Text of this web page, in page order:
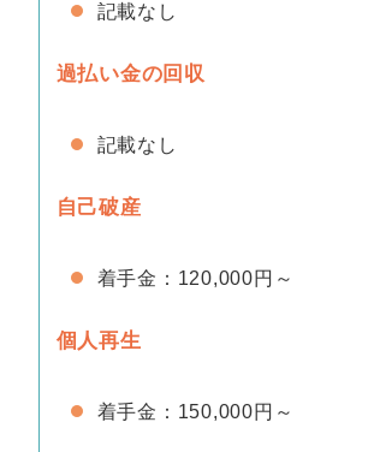
記載なし
過払い金の回収
記載なし
自己破産
着手金：120,000円～
個人再生
着手金：150,000円～